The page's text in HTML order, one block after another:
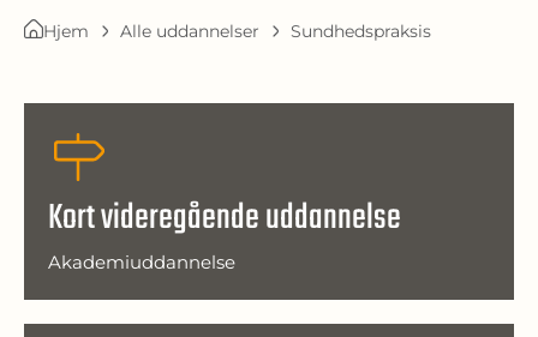
Hjem Alle uddannelser Sundhedspraksis
Kort videregående uddannelse
Akademiuddannelse